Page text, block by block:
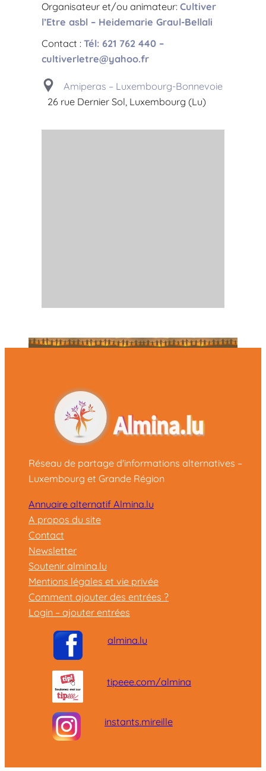
Organisateur et/ou animateur: Cultiver
l’Etre asbl – Heidemarie Graul-Bellali
Contact : Tél: 621 762 440 –
cultiverletre@yahoo.fr
Amiperas – Luxembourg-Bonnevoie
26 rue Dernier Sol, Luxembourg (Lu)
Réseau de partage d'informations alternatives –
Luxembourg et Grande Région
Annuaire alternatif Almina.lu
A propos du site
Contact
Newsletter
Soutenir almina.lu
Mentions légales et vie privée
Comment ajouter des entrées ?
Login – ajouter entrées
almina.lu
tipeee.com/almina
instants.mireille